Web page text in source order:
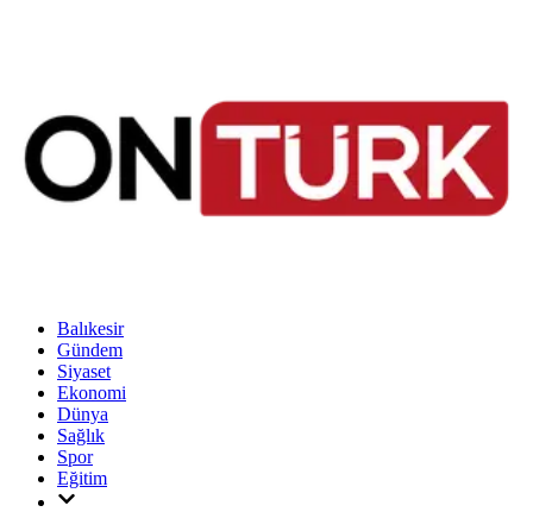
Balıkesir
Gündem
Siyaset
Ekonomi
Dünya
Sağlık
Spor
Eğitim